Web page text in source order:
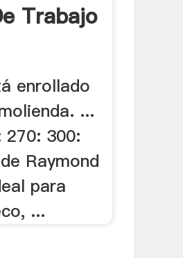
Trabajo
enrollado
...
270: 300:
Raymond
para
...